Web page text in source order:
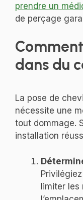
prendre un
de perçage
dans du
La pose de
nécessite une
tout dommage.
installation
limiter les